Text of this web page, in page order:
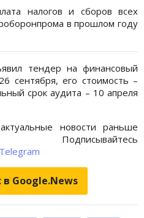
налогов и сборов всех
в прошлом году
тендер на финансовый
сентября, его стоимость –
срок аудита – 10 апреля
новости раньше
Telegram
Google.News